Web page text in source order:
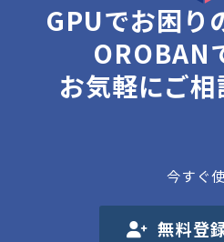
GPUでお困り
OROBAN
お気軽にご
今すぐ
無料登